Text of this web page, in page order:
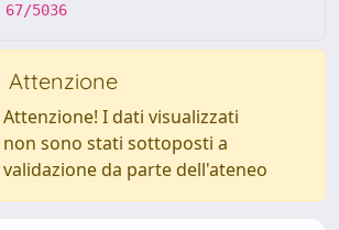
67/5036
Attenzione
Attenzione! I dati visualizzati
non sono stati sottoposti a
validazione da parte dell'ateneo